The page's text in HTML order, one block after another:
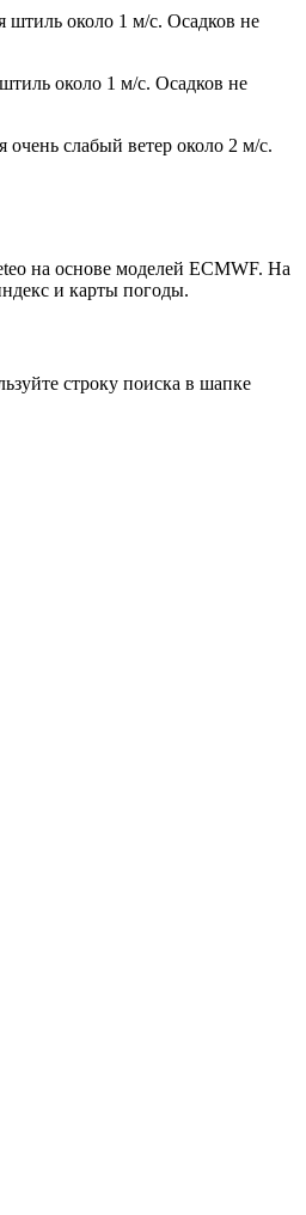
штиль около 1 м/с. Осадков не
около 1 м/с. Осадков не
слабый ветер около 2 м/с.
на основе моделей ECMWF. На
и карты погоды.
строку поиска в шапке